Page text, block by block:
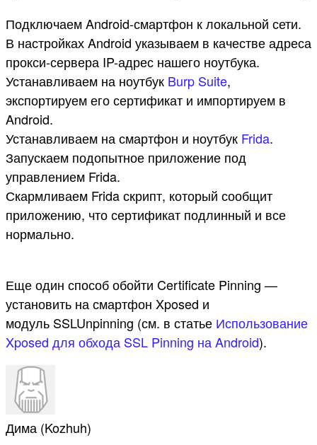
Подключаем Android-смартфон к локальной сети.
В настройках Android указываем в качестве адреса
прокси-сервера IP-адрес нашего ноутбука.
Устанавливаем на ноутбук Burp Suite,
экспортируем его сертификат и импортируем в
Android.
Устанавливаем на смартфон и ноутбук Frida.
Запускаем подопытное приложение под
управлением Frida.
Скармливаем Frida скрипт, который сообщит
приложению, что сертификат подлинный и все
нормально.
Еще один способ обойти Certificate Pinning —
установить на смартфон Xposed и
модуль SSLUnpinning (см. в статье Использование
Xposed для обхода SSL Pinning на Android).
Дима (Kozhuh)